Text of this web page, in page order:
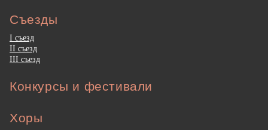
Съезды
I съезд
II съезд
III съезд
Конкурсы и фестивали
Хоры